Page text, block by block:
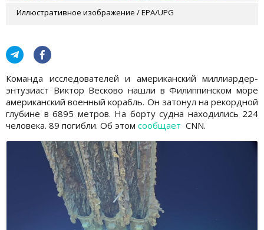
Иллюстративное изображение / EPA/UPG
Команда исследователей и американский миллиардер-
энтузиаст Виктор Весково нашли в Филиппинском море
американский военный корабль. Он затонул на рекордной
глубине в 6895 метров. На борту судна находились 224
человека. 89 погибли. Об этом сообщает CNN.